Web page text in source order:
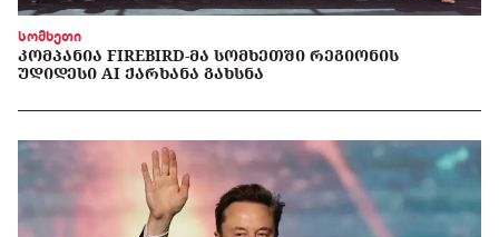
სომხეთი
ᲙᲝᲛᲞᲐᲜᲘᲐ FIREBIRD-ᲛᲐ ᲡᲝᲛᲮᲔᲗᲨᲘ ᲠᲔᲒᲘᲝᲜᲘᲡ
ᲣᲓᲘᲓᲔᲡᲘ AI ᲥᲐᲠᲮᲐᲜᲐ ᲒᲐᲮᲡᲜᲐ